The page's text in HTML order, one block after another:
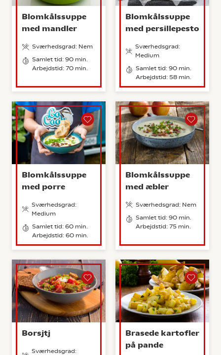
Blomkålssuppe
med mandler
Sværhedsgrad: Nem
Samlet tid: 90 min.
Arbejdstid: 70 min.
Blomkålssuppe
med persillepesto
Sværhedsgrad:
Medium
Samlet tid: 90 min.
Arbejdstid: 58 min.
Blomkålssuppe
med porre
Sværhedsgrad:
Medium
Samlet tid: 60 min.
Arbejdstid: 60 min.
Blomkålssuppe
med æbler
Sværhedsgrad: Nem
Samlet tid: 90 min.
Arbejdstid: 75 min.
Borsjtj
Sværhedsgrad:
Brasede kartofler
på pande